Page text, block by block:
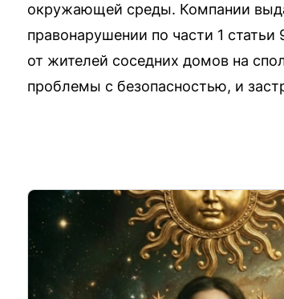
окружающей среды. Компании
правонарушении по части 1
от жителей соседних домов на
проблемы с безопасностью, и